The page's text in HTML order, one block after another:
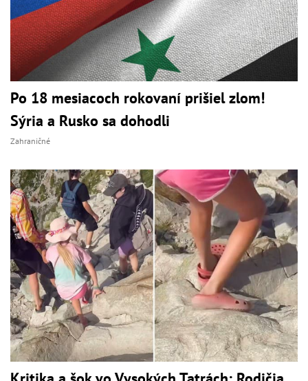
Po 18 mesiacoch rokovaní prišiel zlom!
Sýria a Rusko sa dohodli
Zahraničné